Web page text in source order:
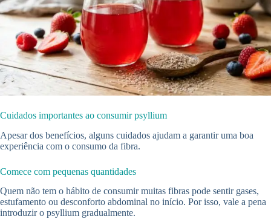
Cuidados importantes ao consumir psyllium
Apesar dos benefícios, alguns cuidados ajudam a garantir uma boa
experiência com o consumo da fibra.
Comece com pequenas quantidades
Quem não tem o hábito de consumir muitas fibras pode sentir gases,
estufamento ou desconforto abdominal no início. Por isso, vale a pena
introduzir o psyllium gradualmente.